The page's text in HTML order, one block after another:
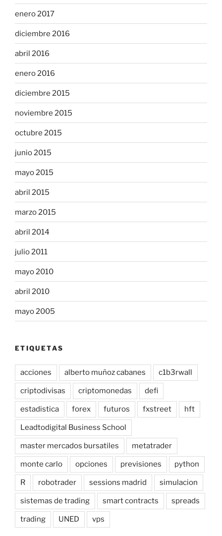
enero 2017
diciembre 2016
abril 2016
enero 2016
diciembre 2015
noviembre 2015
octubre 2015
junio 2015
mayo 2015
abril 2015
marzo 2015
abril 2014
julio 2011
mayo 2010
abril 2010
mayo 2005
ETIQUETAS
acciones alberto muñoz cabanes c1b3rwall
criptodivisas criptomonedas defi
estadistica forex futuros fxstreet hft
Leadtodigital Business School
master mercados bursatiles metatrader
monte carlo opciones previsiones python
R robotrader sessions madrid simulacion
sistemas de trading smart contracts spreads
trading UNED vps